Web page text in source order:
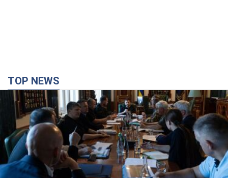
TOP NEWS